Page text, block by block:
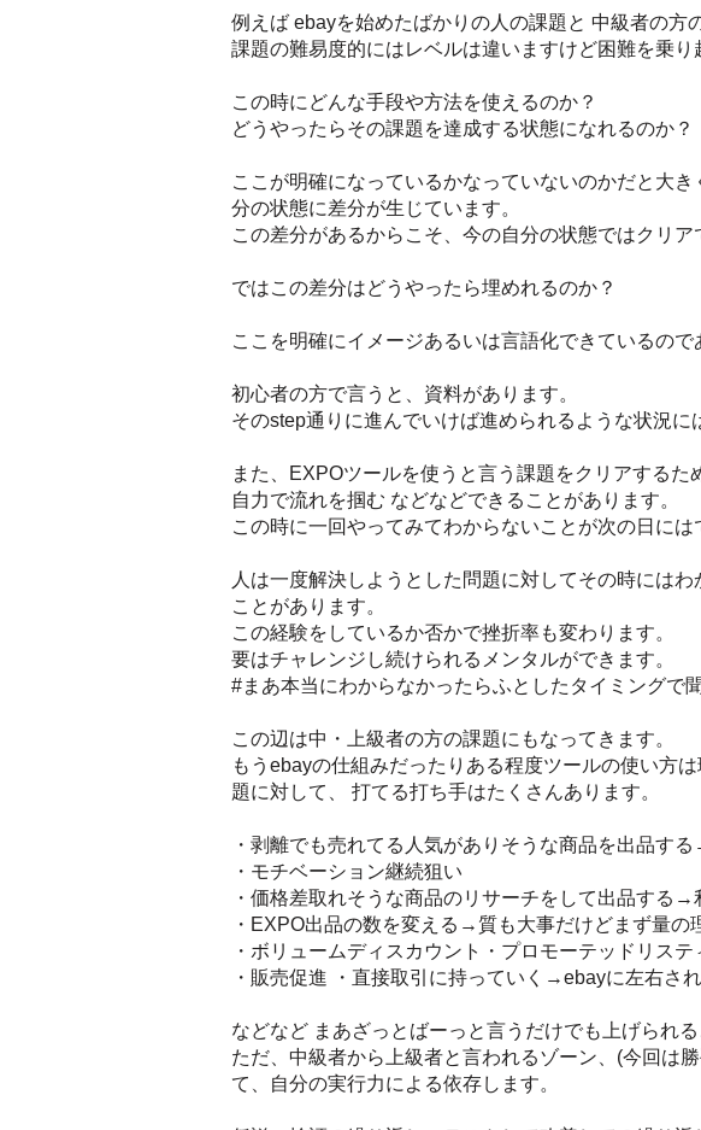
例えば ebayを始めたばかりの人の課題と 中級者の方
課題の難易度的にはレベルは違いますけど困難を乗り
この時にどんな手段や方法を使えるのか？
どうやったらその課題を達成する状態になれるのか？
ここが明確になっているかなっていないのかだと大
分の状態に差分が生じています。
この差分があるからこそ、今の自分の状態ではクリア
ではこの差分はどうやったら埋めれるのか？
ここを明確にイメージあるいは言語化できているので
初心者の方で言うと、資料があります。
そのstep通りに進んでいけば進められるような状況に
また、EXPOツールを使うと言う課題をクリアする
自力で流れを掴む などなどできることがあります。
この時に一回やってみてわからないことが次の日には
人は一度解決しようとした問題に対してその時には
ことがあります。
この経験をしているか否かで挫折率も変わります。
要はチャレンジし続けられるメンタルができます。
#まあ本当にわからなかったらふとしたタイミングで
この辺は中・上級者の方の課題にもなってきます。
もうebayの仕組みだったりある程度ツールの使い方
題に対して、 打てる打ち手はたくさんあります。
・剥離でも売れてる人気がありそうな商品を出品す
・モチベーション継続狙い
・価格差取れそうな商品のリサーチをして出品する→
・EXPO出品の数を変える→質も大事だけどまず量の
・ボリュームディスカウント・プロモーテッドリス
・販売促進 ・直接取引に持っていく→ebayに左右さ
などなど まあざっとばーっと言うだけでも上げられる
ただ、中級者から上級者と言われるゾーン、(今回は
て、自分の実行力による依存します。